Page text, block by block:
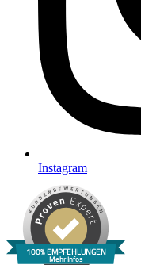
Instagram
100% EMPFEHLUNGEN
Mehr Infos